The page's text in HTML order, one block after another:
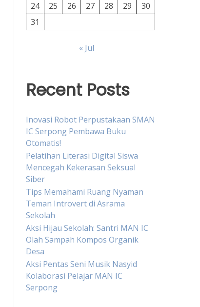
24
25 26 27 28 29
30
31
« Jul
Recent Posts
Inovasi Robot Perpustakaan SMAN
IC Serpong Pembawa Buku
Otomatis!
Pelatihan Literasi Digital Siswa
Mencegah Kekerasan Seksual
Siber
Tips Memahami Ruang Nyaman
Teman Introvert di Asrama
Sekolah
Aksi Hijau Sekolah: Santri MAN IC
Olah Sampah Kompos Organik
Desa
Aksi Pentas Seni Musik Nasyid
Kolaborasi Pelajar MAN IC
Serpong